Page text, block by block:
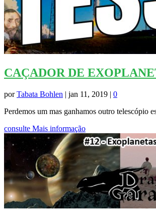
CAÇADOR DE
porTabata Bohlen | jan 11, 2019 | 0
Perdemos um mas ganhamos outro telescópio
consulte Mais informação